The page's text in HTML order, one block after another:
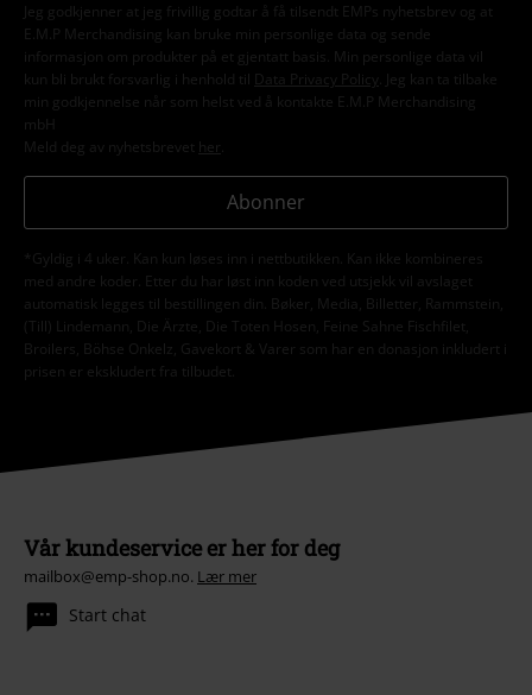
Jeg godkjenner at jeg frivillig godtar å få tilsendt EMPs nyhetsbrev og at
E.M.P Merchandising kan bruke min personlige data og sende
informasjon om produkter på et gjentatt basis. Min personlige data vil
kun bli brukt forsvarlig i henhold til
Data Privacy Policy
. Jeg kan ta tilbake
min godkjennelse når som helst ved å kontakte E.M.P Merchandising
mbH
Meld deg av nyhetsbrevet her
Abonner
*Gyldig i 4 uker. Kan kun løses inn i nettbutikken. Kan ikke kombineres
med andre koder. Etter du har løst inn koden ved utsjekk vil avslaget
automatisk legges til bestillingen din. Bøker, Media, Billetter, Rammstein,
(Till) Lindemann, Die Ärzte, Die Toten Hosen, Feine Sahne Fischfilet,
Broilers, Böhse Onkelz, Gavekort & Varer som har en donasjon inkludert i
prisen er ekskludert fra tilbudet.
Vår kundeservice er her for deg
mailbox@emp-shop.no. Lær mer
Start chat